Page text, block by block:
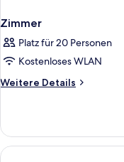
Zimmer
Platz für 20 Personen
Kostenloses WLAN
Weitere Details
Weitere